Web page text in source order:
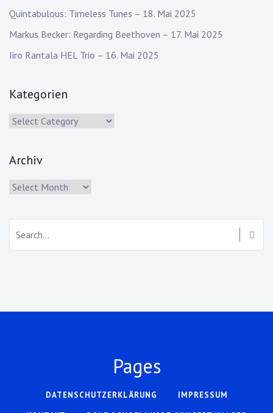
Quintabulous: Timeless Tunes – 18. Mai 2025
Markus Becker: Regarding Beethoven – 17. Mai 2025
Iiro Rantala HEL Trio – 16. Mai 2025
Kategorien
Kategorien
Archiv
Archiv
Pages
DATENSCHUTZERKLÄRUNG
IMPRESSUM